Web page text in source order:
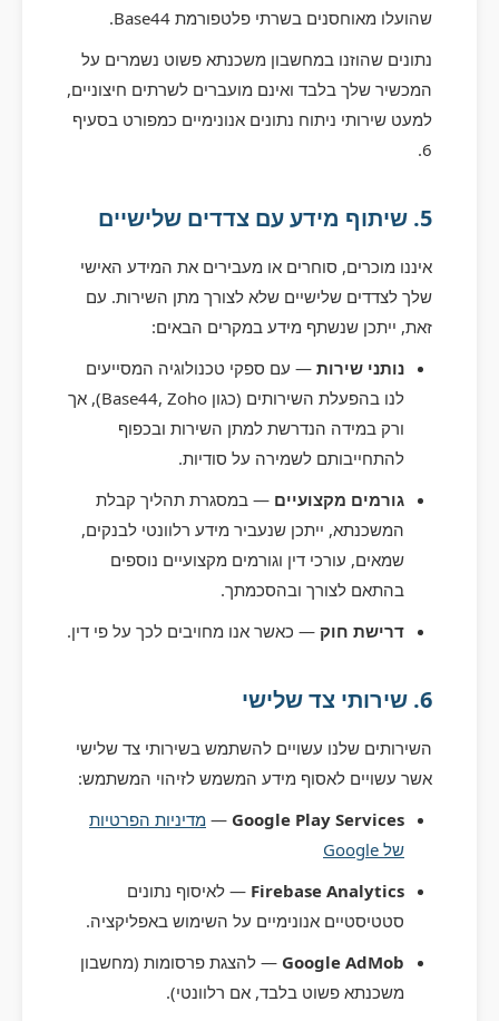
שהועלו מאוחסנים בשרתי פלטפורמת Base44.
נתונים שהוזנו במחשבון משכנתא פשוט נשמרים על
המכשיר שלך בלבד ואינם מועברים לשרתים חיצוניים,
למעט שירותי ניתוח נתונים אנונימיים כמפורט בסעיף
6.
5. שיתוף מידע עם צדדים שלישיים
איננו מוכרים, סוחרים או מעבירים את המידע האישי
שלך לצדדים שלישיים שלא לצורך מתן השירות. עם
זאת, ייתכן שנשתף מידע במקרים הבאים:
נותני שירות — עם ספקי טכנולוגיה המסייעים
לנו בהפעלת השירותים (כגון Base44, Zoho), אך
ורק במידה הנדרשת למתן השירות ובכפוף
להתחייבותם לשמירה על סודיות.
גורמים מקצועיים — במסגרת תהליך קבלת
המשכנתא, ייתכן שנעביר מידע רלוונטי לבנקים,
שמאים, עורכי דין וגורמים מקצועיים נוספים
בהתאם לצורך ובהסכמתך.
דרישת חוק — כאשר אנו מחויבים לכך על פי דין.
6. שירותי צד שלישי
השירותים שלנו עשויים להשתמש בשירותי צד שלישי
אשר עשויים לאסוף מידע המשמש לזיהוי המשתמש:
Google Play Services
— מדיניות הפרטיות
של Google
Firebase Analytics — לאיסוף נתונים
סטטיסטיים אנונימיים על השימוש באפליקציה.
Google AdMob — להצגת פרסומות (מחשבון
משכנתא פשוט בלבד, אם רלוונטי).